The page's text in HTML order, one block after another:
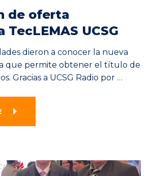
de oferta
TecLEMAS UCSG
dieron a conocer la nueva
que permite obtener el título de
Gracias a UCSG Radio por …